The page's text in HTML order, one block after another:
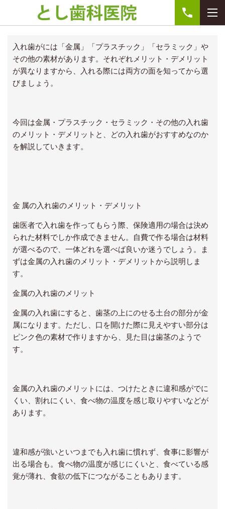
入れ歯がには「金属」「プラスチック」「セラミック」や
その他の素材があります。それぞれメリット・デメリット
が異なりますから、入れる際には両方の面を知ってから選
びましょう。
今回は金属・プラスチック・セラミック・その他の入れ歯
のメリット・デメリットと、どの入れ歯がおすすめなのか
を解説していきます。
金 属の入れ歯のメリット・デメリット
歯医者で入れ歯を作ってもらう際、保険適用の場合は決め
られた材料でしか作成できません。自費で作る場合は材料
が選べるので、一体どれを選べば良いか迷うでしょう。ま
ずは金属の入れ歯のメリット・デメリットから説明しま
す。
金属の入れ歯のメリット
金属の入れ歯にすると、歯茎の上にのせる土台の部分が金
属になります。ただし、口を開けた際に見えやすい部分は
ピンク色の素材で作りますから、見た目は歯茎のようで
す。
金属の入れ歯のメリットには、つけたときに違和感がでに
くい、割れにくい、食べ物の温度を感じ取りやすいなどが
あります。
違和感が強いといつまでも入れ歯に慣れず、食事に影響が
出る場合も。食べ物の温度が感じにくいと、食べている感
覚が薄れ、食欲の低下につながることもあります。